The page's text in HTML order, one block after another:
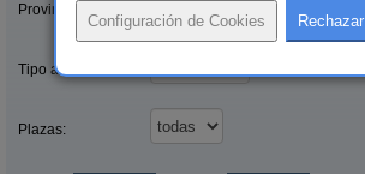
Provincias/Islas:
Tipo alquiler:
Plazas: